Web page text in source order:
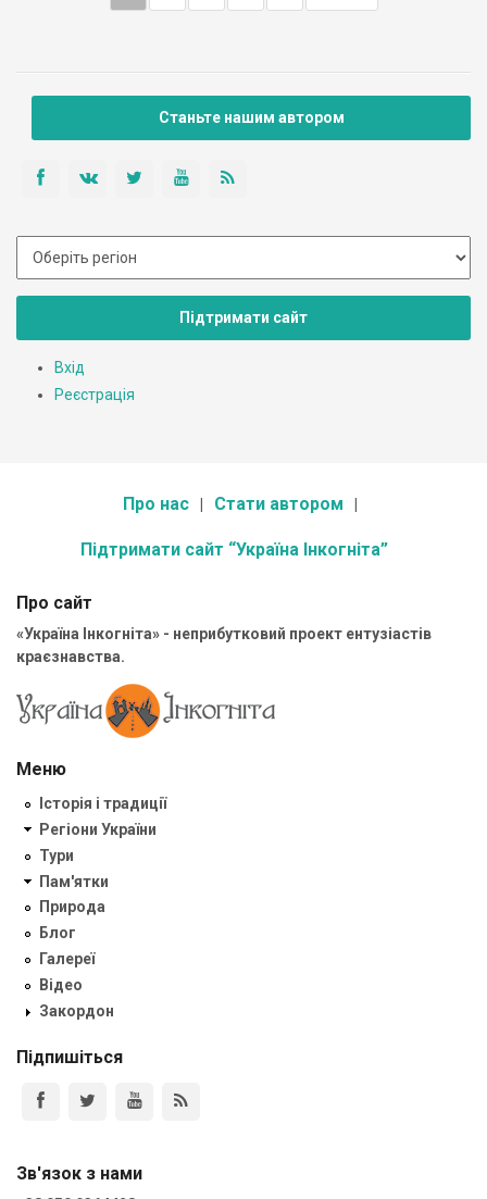
Станьте нашим автором
Підтримати сайт
Вхід
Реєстрація
Про нас Стати автором
Підтримати сайт “Україна Інкогніта”
Про сайт
«Україна Інкогніта» - неприбутковий проект ентузіастів
краєзнавства.
Меню
Історія і традиції
Регіони України
Тури
Пам'ятки
Природа
Блог
Галереї
Відео
Закордон
Підпишіться
Зв'язок з нами